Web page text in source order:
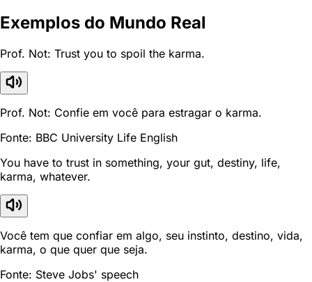
Exemplos do Mundo Real
Prof. Not: Trust you to spoil the karma.
Prof. Not: Confie em você para estragar o karma.
Fonte: BBC University Life English
You have to trust in something, your gut, destiny, life,
karma, whatever.
Você tem que confiar em algo, seu instinto, destino, vida,
karma, o que quer que seja.
Fonte: Steve Jobs' speech